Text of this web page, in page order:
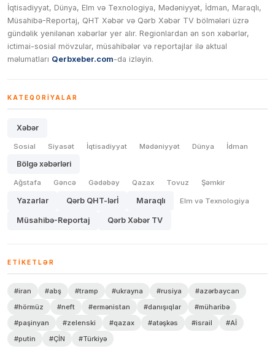
İqtisadiyyat, Dünya, Elm və Texnologiya, Mədəniyyət, İdman, Maraqlı,
Müsahibə-Reportaj, QHT Xəbər və Qərb Xəbər TV bölmələri üzrə
gündəlik yenilənən xəbərlər yer alır. Regionlardan ən son xəbərlər,
ictimai-sosial mövzular, müsahibələr və reportajlar ilə aktual
məlumatları Qerbxeber.com-da izləyin.
KATEQORIYALAR
Xəbər
Sosial Siyasət İqtisadiyyat Mədəniyyət Dünya İdman
Bölgə xəbərləri
Ağstafa Gəncə Gədəbəy Qazax Tovuz Şəmkir
Yazarlar Qərb QHT-lərİ Maraqlı Elm və Texnologiya
Müsahibə-Reportaj Qərb Xəbər TV
ETIKETLƏR
#iran #abş #tramp #ukrayna #rusiya
#azərbaycan
#hörmüz
#neft #ermənistan #danışıqlar
#müharibə
#paşinyan
#zelenski #qazax #atəşkəs #israil
#Aİ
#putin
#ÇİN #Türkiyə